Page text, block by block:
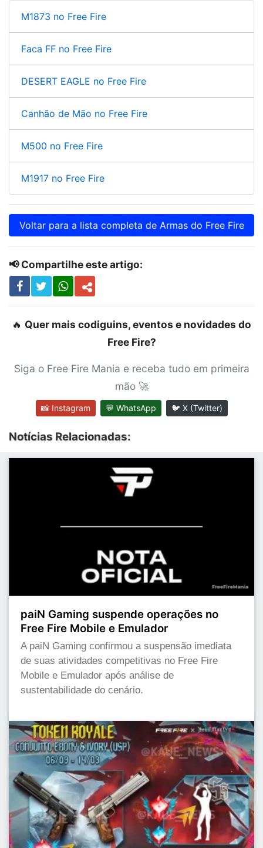
M1873 no Free Fire
Faca FF no Free Fire
DESERT EAGLE no Free Fire
Canhão de Mão no Free Fire
M500 no Free Fire
M1917 no Free Fire
Voltar para a lista completa de Armas do Free Fire
📢 Compartilhe este artigo:
🔥 Quer mais codiguins, eventos e novidades do
Free Fire?
Siga o Free Fire Mania e receba tudo em primeira
mão 🚀
📸 Instagram 💬 WhatsApp 🐦 X (Twitter)
Notícias Relacionadas:
paiN Gaming suspende operações no
Free Fire Mobile e Emulador
A paiN Gaming confirmou a suspensão imediata
de suas atividades competitivas no Free Fire
Mobile e Emulador após análise de
sustentabilidade do cenário.